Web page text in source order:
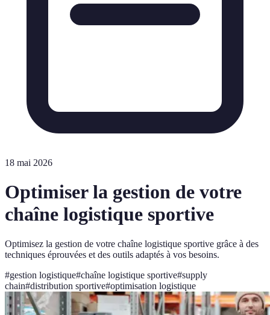
18 mai 2026
Optimiser la gestion de votre
chaîne logistique sportive
Optimisez la gestion de votre chaîne logistique sportive grâce à des
techniques éprouvées et des outils adaptés à vos besoins.
#gestion logistique#chaîne logistique sportive#supply
chain#distribution sportive#optimisation logistique